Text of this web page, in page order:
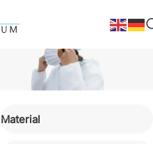
Material